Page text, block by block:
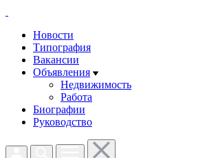
Новости
Типография
Вакансии
Объявления
Недвижимость
Работа
Биографии
Руководство